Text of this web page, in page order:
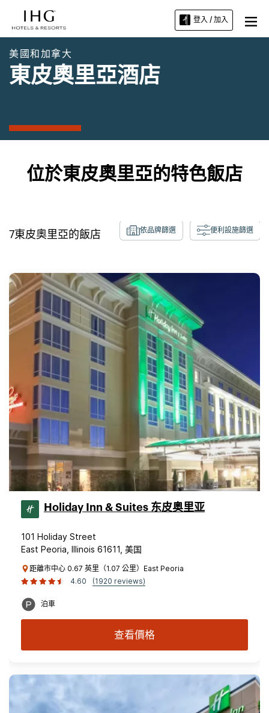
登入 / 加入
美國和加拿大
東皮奧里亞酒店
位於東皮奧里亞的特色飯店
7東皮奧里亞 的飯店 依品牌篩選 便利設施篩選
Holiday Inn & Suites 东皮奥里亚
101 Holiday Street
East Peoria, Illinois 61611, 美国
距離市中心 0.67 英里（1.07 公里）East Peoria
4.60
(1920 reviews)
泊車
查看價格